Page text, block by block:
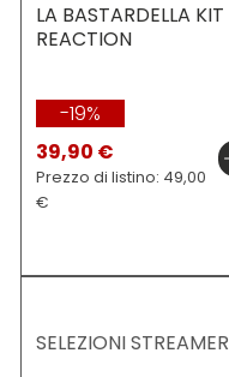
LA BASTARDELLA KIT
REACTION
-19%
39,90 €
Prezzo di listino: 49,00
€
SELEZIONI STREAMER